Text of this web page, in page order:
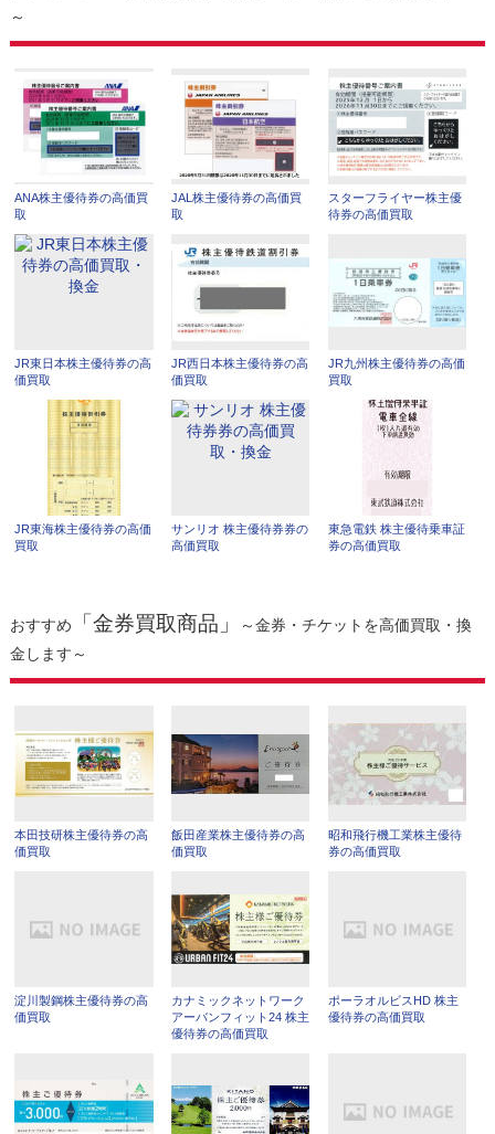
～
ANA株主優待券の高価買
取
JAL株主優待券の高価買
取
スターフライヤー株主優
待券の高価買取
JR東日本株主優待券の高
価買取
JR西日本株主優待券の高
価買取
JR九州株主優待券の高価
買取
JR東海株主優待券の高価
買取
サンリオ 株主優待券券の
高価買取
東急電鉄 株主優待乗車証
券の高価買取
おすすめ 「金券買取商品」
～金券・チケットを高価買取・換
金します～
本田技研株主優待券の高
価買取
飯田産業株主優待券の高
価買取
昭和飛行機工業株主優待
券の高価買取
淀川製鋼株主優待券の高
価買取
カナミックネットワーク
アーバンフィット24 株主
優待券の高価買取
ポーラオルビスHD 株主
優待券の高価買取